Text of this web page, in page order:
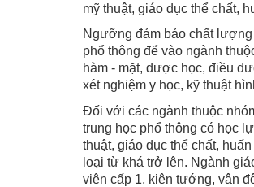
mỹ thuật, giáo dục thể chất,
Ngưỡng đảm bảo chất
phổ thông để vào ngành
hàm - mặt, dược học, điều
xét nghiệm y học, kỹ thuật
Đối với các ngành thuộc
trung học phổ thông có học
thuật, giáo dục thể chất,
loại từ khá trở lên. Ngành
viên cấp 1, kiện tướng, vận